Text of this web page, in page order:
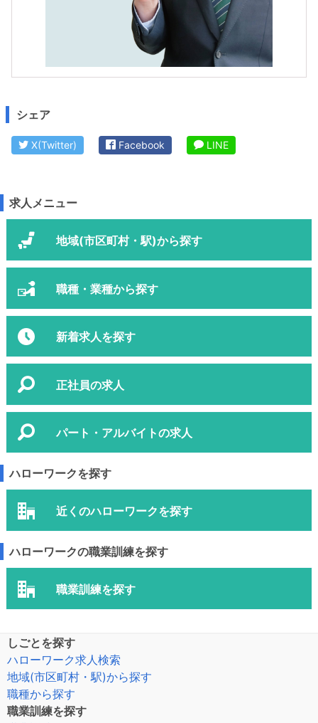
シェア
X(Twitter) Facebook LINE
求人メニュー
地域(市区町村・駅)から探す
職種・業種から探す
新着求人を探す
正社員の求人
パート・アルバイトの求人
ハローワークを探す
近くのハローワークを探す
ハローワークの職業訓練を探す
職業訓練を探す
しごとを探す
ハローワーク求人検索
地域(市区町村・駅)から探す
職種から探す
職業訓練を探す